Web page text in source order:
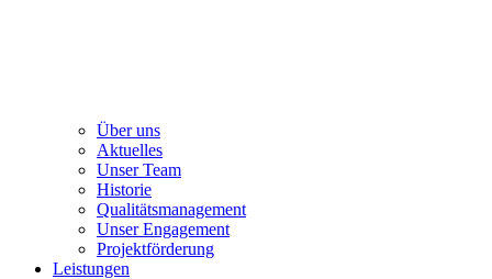
Über uns
Aktuelles
Unser Team
Historie
Qualitätsmanagement
Unser Engagement
Projektförderung
Leistungen